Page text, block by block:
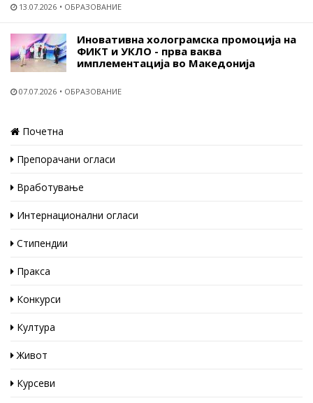
13.07.2026 ОБРАЗОВАНИЕ
Иновативна холограмска промоција на
ФИКТ и УКЛО - прва ваква
имплементација во Македонија
07.07.2026 ОБРАЗОВАНИЕ
Почетна
Препорачани огласи
Вработување
Интернационални огласи
Стипендии
Пракса
Конкурси
Култура
Живот
Курсеви